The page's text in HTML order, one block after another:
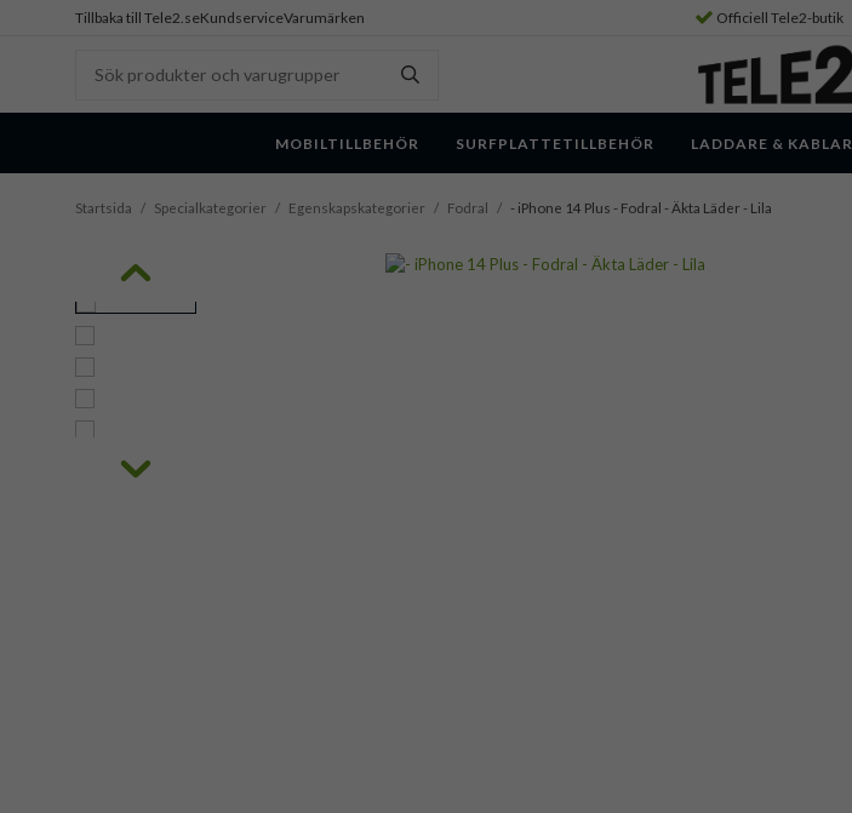
Tillbaka till Tele2.seKundserviceVarumärken Officiell Tele2-butik
MOBILTILLBEHÖR SURFPLATTETILLBEHÖR LADDARE & KABLAR
Startsida / Specialkategorier / Egenskapskategorier / Fodral / - iPhone 14 Plus - Fodral - Äkta Läder - Lila